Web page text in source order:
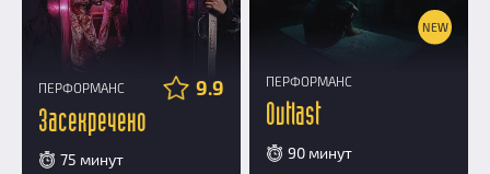
ПЕРФОРМАНС 9.9
Засекречено
75 минут
NEW
ПЕРФОРМАНС
Outlast
90 минут